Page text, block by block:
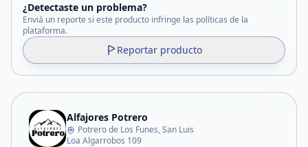
¿Detectaste un problema?
Enviá un reporte si este producto infringe las políticas de la
plataforma.
Reportar producto
Alfajores Potrero
Potrero de Los Funes, San Luis
Loa Algarrobos 109